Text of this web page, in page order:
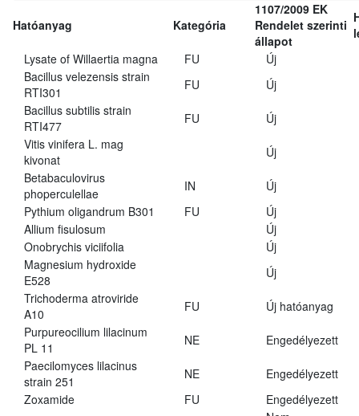
Hatóanyag Kategória
1107/2009 EK
Rendelet szerinti
állapot
Lysate of Willaertia magna
FU
Új
Bacillus velezensis strain
RTI301
FU
Új
Bacillus subtilis strain
RTI477
FU
Új
Vitis vinifera L. mag
kivonat
Új
Betabaculovirus
phoperculellae
IN
Új
Pythium oligandrum B301
FU
Új
Allium fisulosum
Új
Onobrychis viciifolia
Új
Magnesium hydroxide
E528
Új
Trichoderma atroviride
A10
FU
Új hatóanyag
Purpureocilium lilacinum
PL 11
NE
Engedélyezett
Paecilomyces lilacinus
strain 251
NE
Engedélyezett
Zoxamide
FU
Engedélyezett